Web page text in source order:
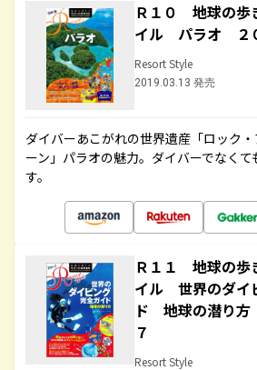
Ｒ１０ 地球の
イル パラオ ２
Resort Style
2019.03.13 発売
ダイバーあこがれの世界遺産「ロック
ーン」パラオの魅力。ダイバーでなく
す。
Ｒ１１ 地球の
イル 世界のダイ
ド 地球の潜り方
７
Resort Style